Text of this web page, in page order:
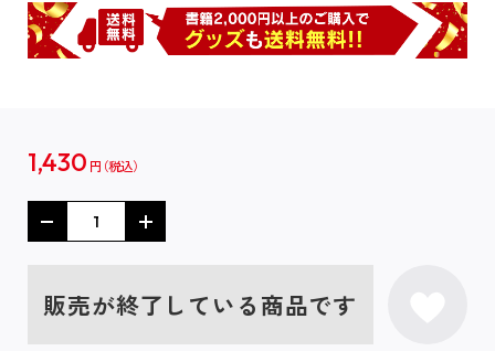
1,430 円
販売が終了している商品です